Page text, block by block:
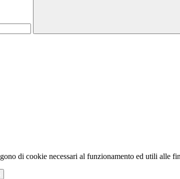
di cookie necessari al funzionamento ed utili alle